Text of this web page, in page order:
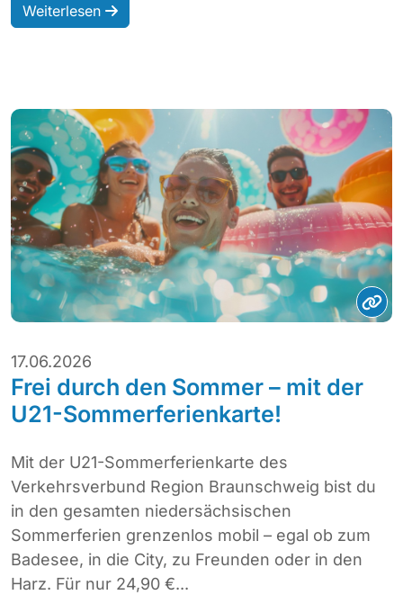
Weiterlesen
17.06.2026
Frei durch den Sommer – mit der
U21-Sommerferienkarte!
Mit der U21-Sommerferienkarte des
Verkehrsverbund Region Braunschweig bist du
in den gesamten niedersächsischen
Sommerferien grenzenlos mobil – egal ob zum
Badesee, in die City, zu Freunden oder in den
Harz. Für nur 24,90 €...